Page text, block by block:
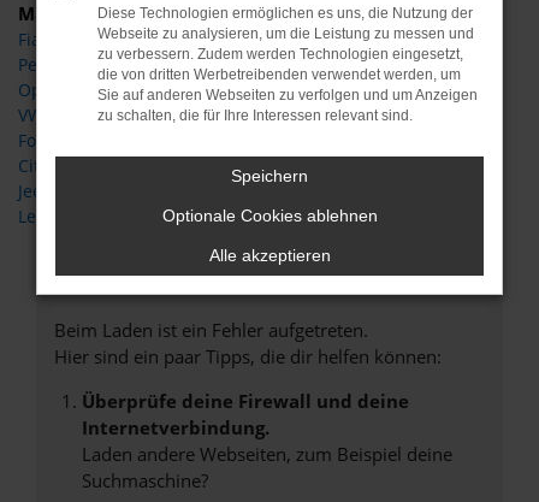
Marken
Fiat
Peugeot
Opel
VW
Ford
Citroen
Jeep
Leapmotor
Fehler: Network Error
Beim Laden ist ein Fehler aufgetreten.
Hier sind ein paar Tipps, die dir helfen können:
Überprüfe deine Firewall und deine
Internetverbindung.
Laden andere Webseiten, zum Beispiel deine
Suchmaschine?
Diese Technologien ermöglichen es uns, die Nutzung der
Webseite zu analysieren, um die Leistung zu messen und
zu verbessern. Zudem werden Technologien eingesetzt,
die von dritten Werbetreibenden verwendet werden, um
Sie auf anderen Webseiten zu verfolgen und um Anzeigen
zu schalten, die für Ihre Interessen relevant sind.
Speichern
Optionale Cookies ablehnen
Alle akzeptieren